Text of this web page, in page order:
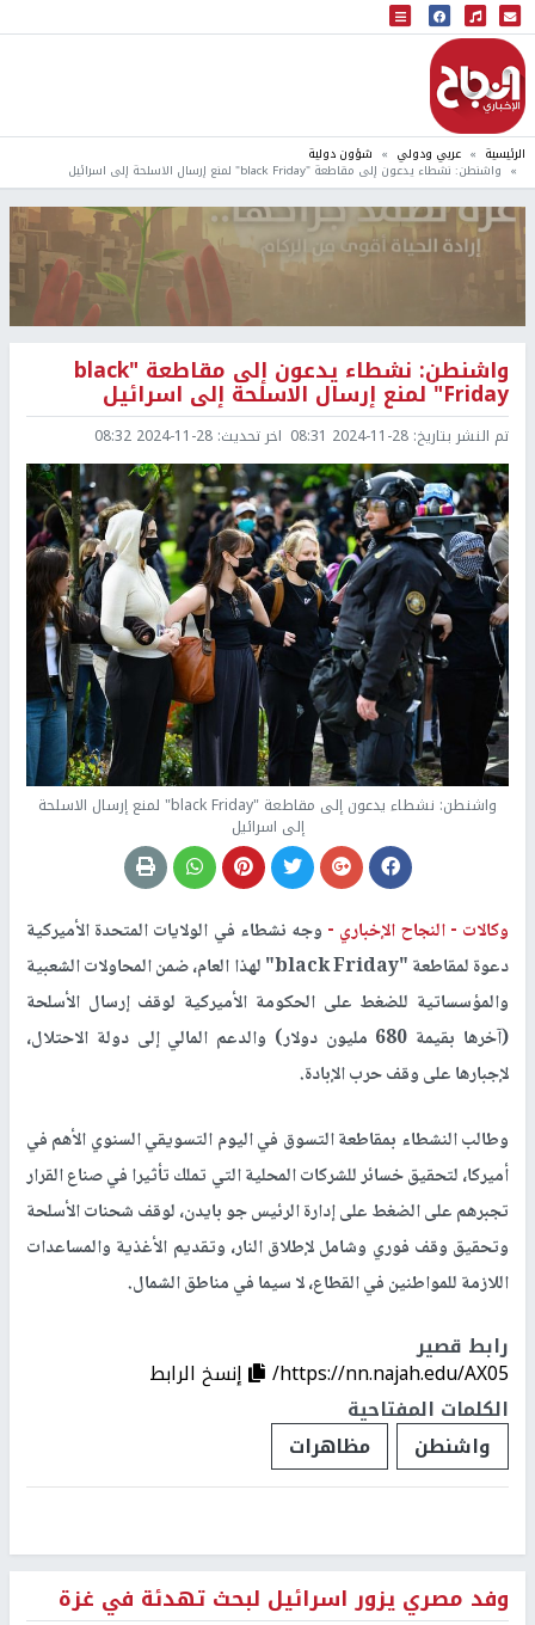
البث المباشر
إذاعة النجاح
الرئيسية عربي ودولي شؤون دولية
واشنطن: نشطاء يدعون إلى مقاطعة "black Friday" لمنع إرسال الاسلحة إلى اسرائيل
واشنطن: نشطاء يدعون إلى مقاطعة "black
Friday" لمنع إرسال الاسلحة إلى اسرائيل
تم النشر بتاريخ: 2024-11-28 08:31 اخر تحديث: 2024-11-28 08:32
واشنطن: نشطاء يدعون إلى مقاطعة "black Friday" لمنع إرسال الاسلحة
إلى اسرائيل
وكالات -النجاح الإخباري - وجه نشطاء في الولايات المتحدة الأميركية
دعوة لمقاطعة "black Friday" لهذا العام، ضمن المحاولات الشعبية
والمؤسساتية للضغط على الحكومة الأميركية لوقف إرسال الأسلحة
(آخرها بقيمة 680 مليون دولار) والدعم المالي إلى دولة الاحتلال،
لإجبارها على وقف حرب الإبادة.
وطالب النشطاء بمقاطعة التسوق في اليوم التسويقي السنوي الأهم في
أميركا، لتحقيق خسائر للشركات المحلية التي تملك تأثيرا في صناع القرار
تجبرهم على الضغط على إدارة الرئيس جو بايدن، لوقف شحنات الأسلحة
وتحقيق وقف فوري وشامل لإطلاق النار، وتقديم الأغذية والمساعدات
اللازمة للمواطنين في القطاع، لا سيما في مناطق الشمال.
رابط قصير
https://nn.najah.edu/AX05/
إنسخ الرابط
الكلمات المفتاحية
واشنطن
مظاهرات
وفد مصري يزور اسرائيل لبحث تهدئة في غزة